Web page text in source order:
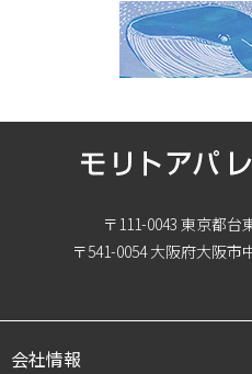
〒111-0043 東京都
〒541-0054 大阪府大阪
会社情報